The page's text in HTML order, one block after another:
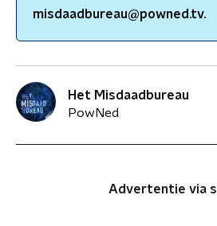
misdaadbureau@powned.tv.
Het Misdaadbureau
PowNed
Advertentie via